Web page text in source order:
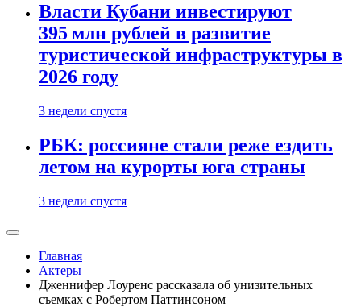
Власти Кубани инвестируют
395 млн рублей в развитие
туристической инфраструктуры в
2026 году
3 недели спустя
РБК: россияне стали реже ездить
летом на курорты юга страны
3 недели спустя
Главная
Актеры
Дженнифер Лоуренс рассказала об унизительных
съемках с Робертом Паттинсоном